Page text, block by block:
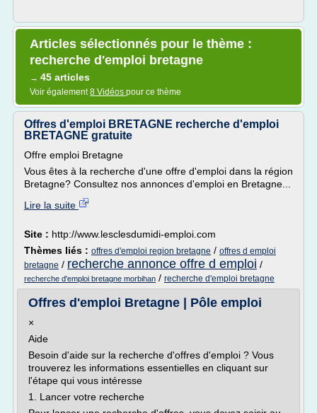
Articles sélectionnés pour le thème :
recherche d'emploi bretagne
→ 45 articles
Voir également8 Vidéos pour ce thème
Offres d'emploi BRETAGNE recherche d'emploi
BRETAGNE gratuite
Offre emploi Bretagne
Vous êtes à la recherche d'une offre d'emploi dans la région
Bretagne? Consultez nos annonces d'emploi en Bretagne...
Lire la suite
Site : http://www.lesclesdumidi-emploi.com
Thèmes liés : offres d'emploi region bretagne / offres d emploi
bretagne / recherche annonce offre d emploi /
recherche d'emploi bretagne morbihan / recherche d'emploi bretagne
Offres d'emploi Bretagne | Pôle emploi
×
Aide
Besoin d'aide sur la recherche d'offres d'emploi ? Vous
trouverez les informations essentielles en cliquant sur
l'étape qui vous intéresse
1. Lancer votre recherche